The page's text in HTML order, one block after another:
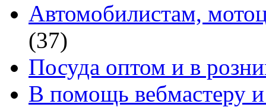
Автомобилистам,
(37)
Посуда оптом и в
В помощь вебмастеру и